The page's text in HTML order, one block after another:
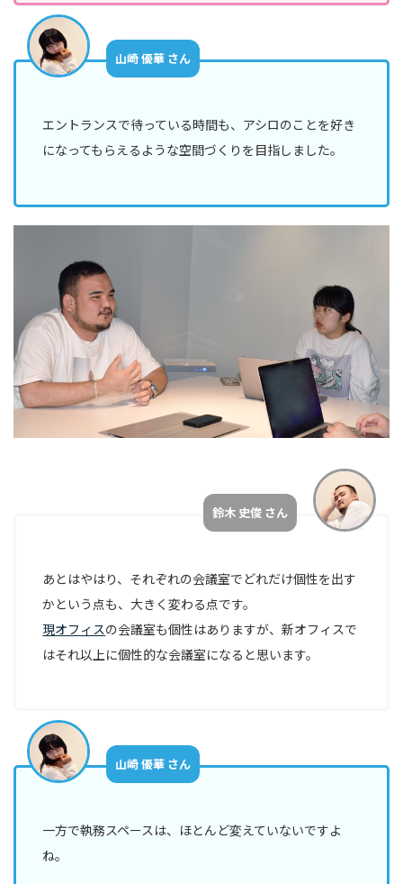
山崎 優華 さん
エントランスで待っている時間も、アシロのことを好き
になってもらえるような空間づくりを目指しました。
鈴木 史俊 さん
あとはやはり、それぞれの会議室でどれだけ個性を出す
かという点も、大きく変わる点です。
現オフィスの会議室も個性はありますが、新オフィスで
はそれ以上に個性的な会議室になると思います。
山崎 優華 さん
一方で執務スペースは、ほとんど変えていないですよ
ね。